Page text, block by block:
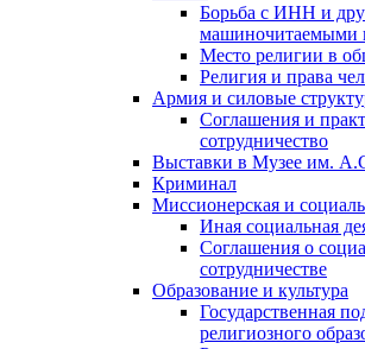
Борьба с ИНН и
машиночитаемыми
Место религии в
Религия и права
Армия и силовые
Соглашения и
сотрудничество
Выставки в Музее им.
Криминал
Миссионерская и
Иная социальная
Соглашения о
сотрудничестве
Образование и культура
Государственная
религиозного